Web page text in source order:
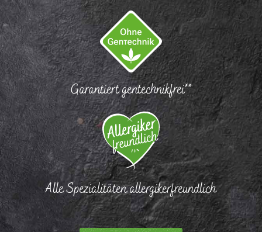
Garantiert gentechnikfrei**
Alle Spezialitäten allergikerfreundlich